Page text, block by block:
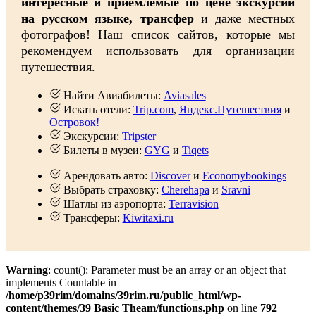
на русском языке, трансфери даже местных
фотографов! Наш список сайтов, которые мы
рекомендуем использовать для организации
путешествия.
Найти Авиабилеты: Aviasales
Искать отели: Trip.com, Яндекс.Путешествияи
Островок!
Экскурсии: Tripster
Билеты в музеи: GYG и Tiqets
Арендовать авто: Discoverи Economybookings
Выбрать страховку: Cherehapa и Sravni
Шатлы из аэропорта: Terravision
Трансферы: Kiwitaxi.ru
Warning: count(): Parameter must be an array or an object that
implements Countable in
/home/p39rim/domains/39rim.ru/public_html/wp-
content/themes/39 Basic Theam/functions.php on line 792